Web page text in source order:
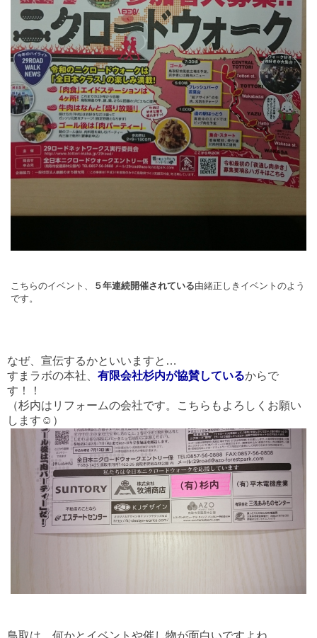
こちらのイベント、 ５年連続開催されている由緒正しきイベントのよう
です。
なぜ、宣伝するかといいますと…
すまラボの本社、 有限会社杉内が協賛しているからで
す！！
（杉内はリフォームの会社です。こちらもよろしくお願い
します☺）